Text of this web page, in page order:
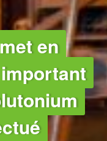
en